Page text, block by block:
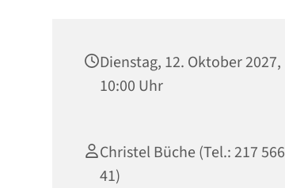
Dienstag, 12. Oktober 2027,
10:00 Uhr
Christel Büche (Tel.: 217 566
41)